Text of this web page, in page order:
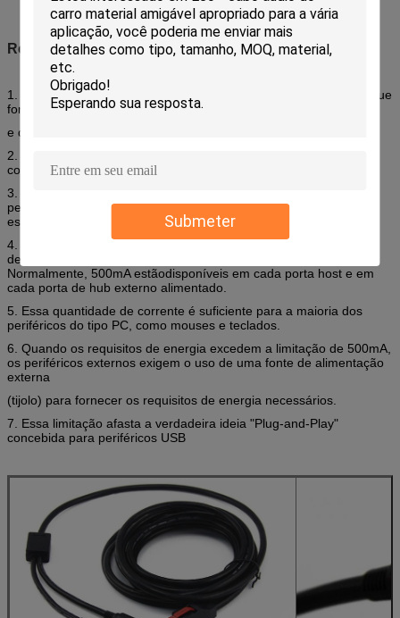
Submeter
Recurso do cabo USB alimentado
1. O cabo USB alimentado fornece uma conexão de cabo único que
fornece os sinais de comunicação USB padrão
e dois pares de fios adicionais para energia extra.
2. O design de
conexão a quente.
3. Isso, combinado com sistemas operacionais Plug-and-Play,
permite que o
cabo USB alimentadoseja facilmente mantido
esuportado no ambiente de varejo.
4. Uma das limitações do USB padrão é a quantidade de corrente
de +5V disponível para alimentar periféricos conectados.
Normalmente, 500mA estãodisponíveis em cada porta host e em
cada porta de hub externo alimentado.
5. Essa quantidade de corrente é suficiente para a maioria dos
periféricos do tipo PC, como mouses e teclados.
6. Quando os requisitos de energia excedem a limitação de 500mA,
os periféricos externos exigem o uso de uma fonte de alimentação
externa
(tijolo) para fornecer os requisitos de energia necessários.
7. Essa limitação afasta a verdadeira ideia "Plug-and-Play"
concebida para periféricos USB